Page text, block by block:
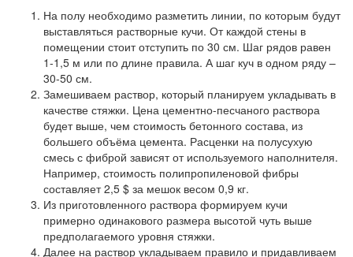
На полу необходимо разметить линии, по которым будут
выставляться растворные кучи. От каждой стены в
помещении стоит отступить по 30 см. Шаг рядов равен
1-1,5 м или по длине правила. А шаг куч в одном ряду –
30-50 см.
Замешиваем раствор, который планируем укладывать в
качестве стяжки. Цена цементно-песчаного раствора
будет выше, чем стоимость бетонного состава, из
большего объёма цемента. Расценки на полусухую
смесь с фиброй зависят от используемого наполнителя.
Например, стоимость полипропиленовой фибры
составляет 2,5 $ за мешок весом 0,9 кг.
Из приготовленного раствора формируем кучи
примерно одинакового размера высотой чуть выше
предполагаемого уровня стяжки.
Далее на раствор укладываем правило и придавливаем